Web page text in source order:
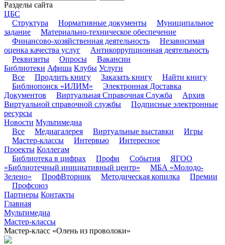
Разделы сайта
ЦБС
Структура
Нормативные документы
Муниципальное
задание
Материально-техническое обеспечение
Финансово-хозяйственная деятельность
Независимая
оценка качества услуг
Антикоррупционная деятельность
Реквизиты
Опросы
Вакансии
Библиотеки Афиша Клубы Услуги
Все
Продлить книгу Заказать книгу
Найти книгу
Библиопоиск «ИЛИМ»
Электронная Доставка
Документов
Виртуальная Справочная Служба
Архив
Виртуальной справочной службы
Подписные электронные
ресурсы
Новости Мультимедиа
Все
Медиагалерея Виртуальные выставки
Игры
Мастер-классы
Интервью
Интересное
Проекты Коллегам
Библиотека в цифрах
Профи События
ЯГОО
«Библиотечный инициативный центр»
МБА «Молодо-
Зелено»
ПрофВторник Методическая копилка
Премии
Профсоюз
Партнеры Контакты
Главная
Мультимедиа
Мастер-классы
Мастер-класс «Олень из проволоки»